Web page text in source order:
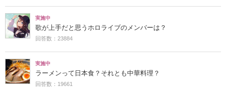
実施中
歌が上手だと思うホロライブのメンバーは？
回答数：23884
実施中
ラーメンって日本食？それとも中華料理？
回答数：19661